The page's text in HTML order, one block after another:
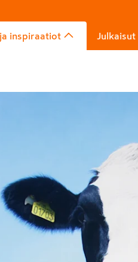
inspiraatiot Julkaisut